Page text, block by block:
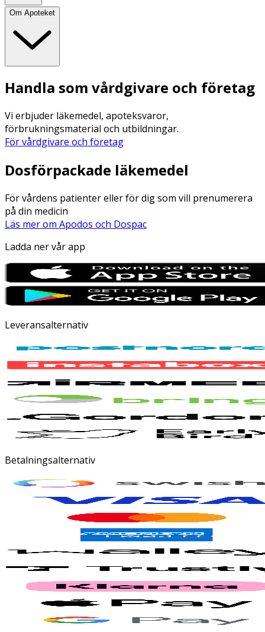
Om Apoteket
Handla som vårdgivare och företag
Vi erbjuder läkemedel, apoteksvaror,
förbrukningsmaterial och utbildningar.
För vårdgivare och företag
Dosförpackade läkemedel
För vårdens patienter eller för dig som vill prenumerera
på din medicin
Läs mer om Apodos och Dospac
Ladda ner vår app
Leveransalternativ
Betalningsalternativ